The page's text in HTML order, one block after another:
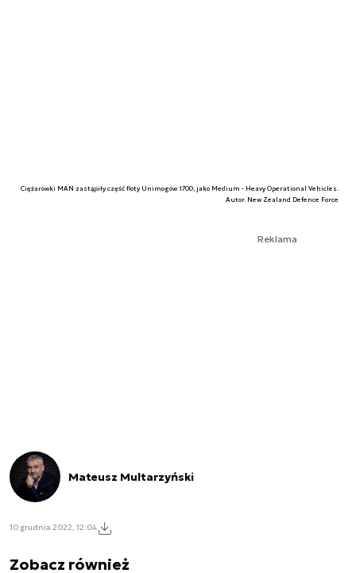
Ciężarówki MAN zastąpiły część floty Unimogów 1700, jako Medium - Heavy Operational Vehicles.
Autor. New Zealand Defence Force
Reklama
Mateusz Multarzyński
10 grudnia 2022, 12:04
Zobacz również